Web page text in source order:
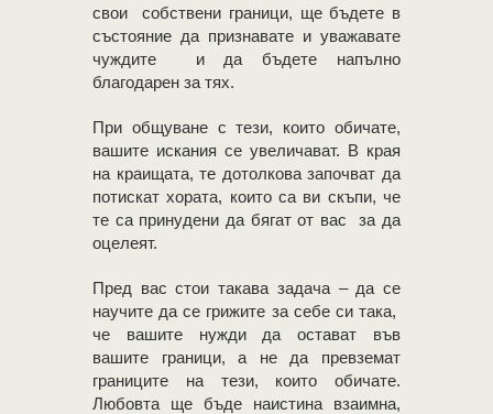
свои собствени граници, ще бъдете в
състояние да признавате и уважавате
чуждите и да бъдете напълно
благодарен за тях.
При общуване с тези, които обичате,
вашите искания се увеличават. В края
на краищата, те дотолкова започват да
потискат хората, които са ви скъпи, че
те са принудени да бягат от вас за да
оцелеят.
Пред вас стои такава задача – да се
научите да се грижите за себе си така,
че вашите нужди да остават във
вашите граници, а не да превземат
границите на тези, които обичате.
Любовта ще бъде наистина взаимна,